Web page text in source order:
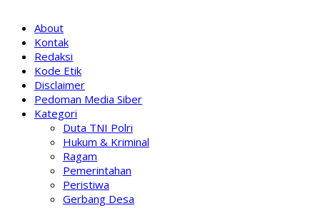
About
Kontak
Redaksi
Kode Etik
Disclaimer
Pedoman Media Siber
Kategori
Duta TNI Polri
Hukum & Kriminal
Ragam
Pemerintahan
Peristiwa
Gerbang Desa